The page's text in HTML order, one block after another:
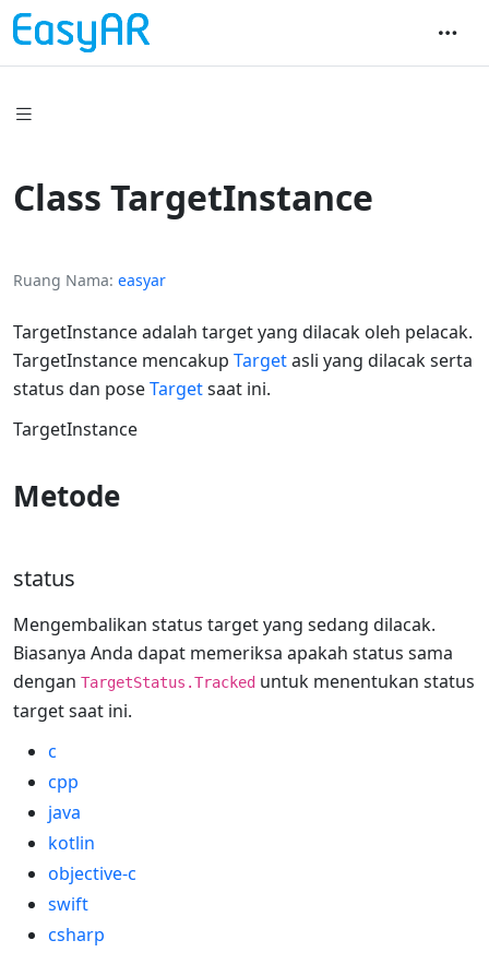
Class TargetInstance
Ruang Nama easyar
TargetInstance adalah target yang dilacak oleh pelacak.
TargetInstance mencakup Targetasli yang dilacak serta
status dan poseTargetsaat ini.
TargetInstance
Metode
status
Mengembalikan status target yang sedang dilacak.
Biasanya Anda dapat memeriksa apakah status sama
dengan TargetStatus.Tracked untuk menentukan status
target saat ini.
c
cpp
java
kotlin
objective-c
swift
csharp